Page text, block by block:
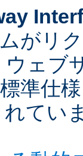
がリ
ェブ
準仕
れてい